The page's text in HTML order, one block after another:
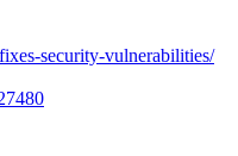
security-vulnerabilities/